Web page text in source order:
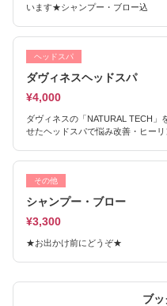
います★シャンプー・ブロー込
ヘッドスパ
ダヴィネスヘッドスパ
¥4,000
ダヴィネスの「NATURAL TECH」
せたヘッドスパで悩み改善・ヒーリ
その他
シャンプー・ブロー
¥3,300
★お出かけ前にどうぞ★
ブ